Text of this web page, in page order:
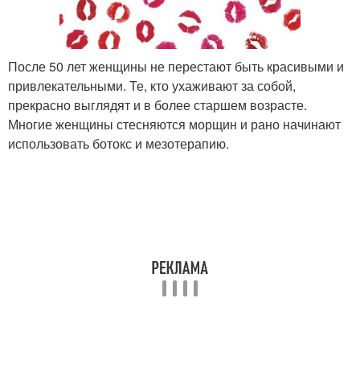
Помада в итоге Помада для увеличения
Помада для брюнеток Помада для мужчин
После 50 лет женщины не перестают быть красивыми и
привлекательными. Те, кто ухаживают за собой,
прекрасно выглядят и в более старшем возрасте.
Многие женщины стесняются морщин и рано начинают
использовать ботокс и мезотерапию.